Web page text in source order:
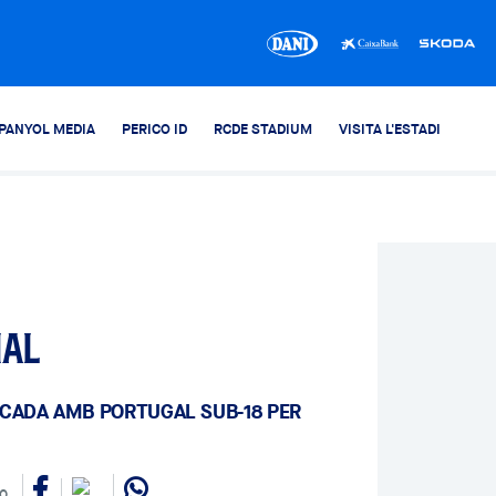
MEDIA PERICO ID RCDE STADIUM VISITA L'ESTADI
AMB PORTUGAL SUB-18 PER